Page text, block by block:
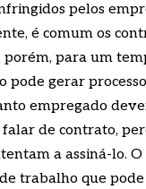
pelos
é comum os
porém, para um
pode gerar
empregado
falar de contrato,
a assiná-lo.
trabalho que